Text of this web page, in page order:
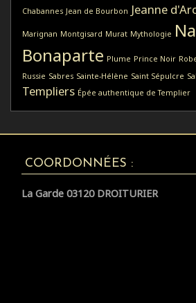
Chabannes Jean de Bourbon Jeanne
Marignan Montgisard Murat Mythologie
Bonaparte Plume Prince Noir
Russie Sabres Sainte-Hélène Saint Sépulcre
Templiers Épée authentique de Templier
COORDONNÉES :
La Garde 03120 DROITURIER